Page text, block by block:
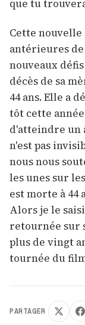
que tu
Cette
antérieures
nouveaux
décès de sa
44 ans. Elle a
tôt cette année
d'atteindre un
n'est pas
nous nous
les unes sur
est morte à 44
Alors je le
retournée sur
plus de vingt
tournée du
PARTAGER